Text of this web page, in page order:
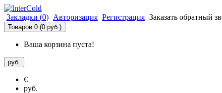
Закладки (0) Авторизация Регистрация Заказать обратный
Товаров 0 (0 руб.)
Ваша корзина пуста!
руб.
€
руб.